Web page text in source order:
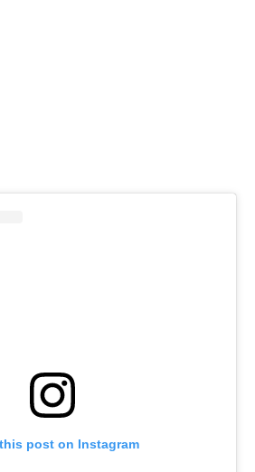
post on Instagram